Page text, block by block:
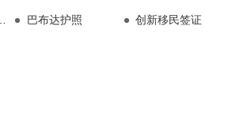
请条件 巴布达护照 创新移民签证